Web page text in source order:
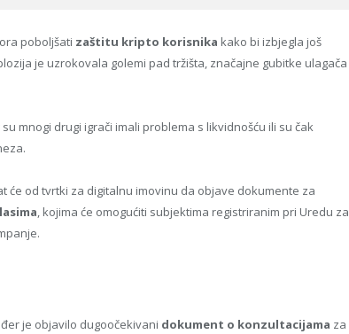
poboljšati zaštitu kripto korisnika kako bi izbjegla još
je uzrokovala golemi pad tržišta, značajne gubitke ulagača
mnogi drugi igrači imali problema s likvidnošću ili su čak
će od tvrtki za digitalnu imovinu da objave dokumente za
, kojima će omogućiti subjektima registriranim pri Uredu za
je objavilo dugoočekivani dokument o konzultacijama za